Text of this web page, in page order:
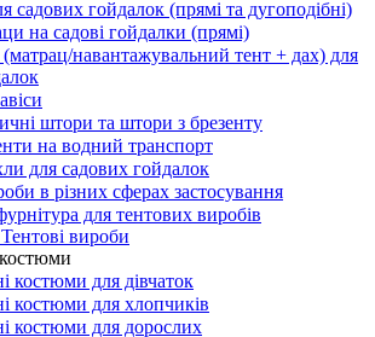
садових гойдалок (прямі та дугоподібні)
на садові гойдалки (прямі)
навантажувальний тент + дах) для
штори та штори з брезенту
на водний транспорт
для садових гойдалок
в різних сферах застосування
для тентових виробів
вироби
костюми для дівчаток
костюми для хлопчиків
костюми для дорослих